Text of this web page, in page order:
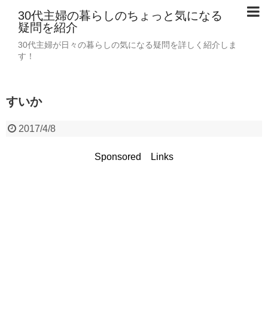
30代主婦の暮らしのちょっと気になる
疑問を紹介
30代主婦が日々の暮らしの気になる疑問を詳しく紹介しま
す！
すいか
2017/4/8
Sponsored Links